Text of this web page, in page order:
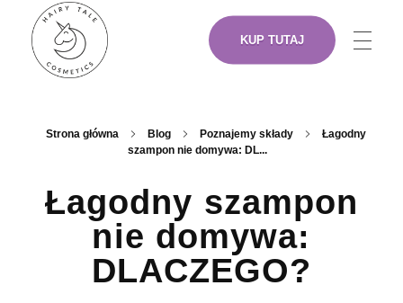
Hairy Tale Cosmetics
KUP TUTAJ
Strona główna Blog Poznajemy składy
Łagodny
szampon nie domywa: DL...
Łagodny szampon
nie domywa:
DLACZEGO?